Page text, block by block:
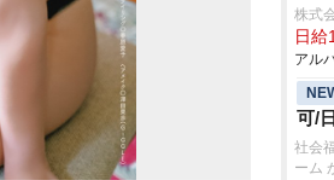
株式
日給
アル
可/
社会
ーム